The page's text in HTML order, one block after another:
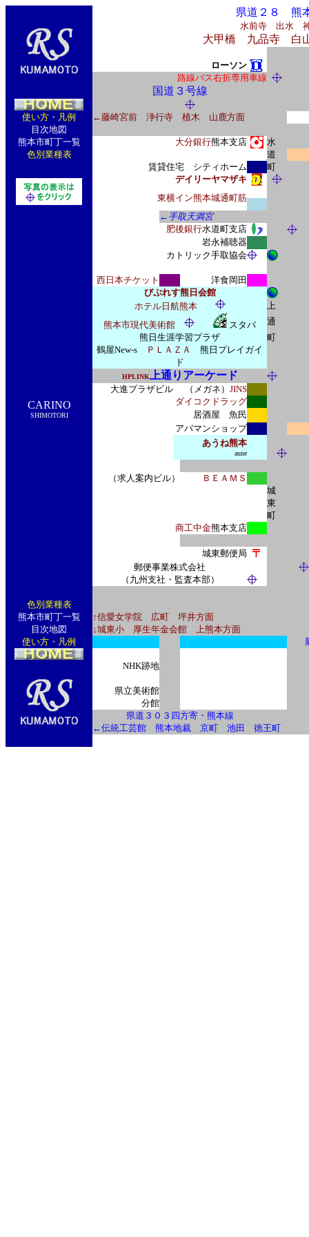
県道２８ 熊
水前寺 出水 神
大甲橋 九品寺 白
ローソン
路線バス右折専用車線
国道３号線
使い方・凡例
←藤崎宮前 浄行寺 植木 山鹿方面
目次地図
熊本市町丁一覧
大分銀行熊本支店
水
色別業種表
道
賃貸住宅 シティホーム
町
デイリーヤマザキ
東横イン熊本城通町筋
←手取天満宮
肥後銀行水道町支店
岩永補聴器
カトリック手取協会
西日本チケット
洋食岡田
びぷれす熊日会館
ホテル日航熊本
上
熊本市現代美術館
スタバ
通
熊日生涯学習プラザ
町
鶴屋New-s
ＰＬＡＺＡ
熊日プレイガイ
ド
HPLINK 上通りアーケード
大進プラザビル （メガネ） JINS
CARINO
SHIMOTORI
ダイコクドラッグ
居酒屋 魚民
アパマンショップ
あうね熊本
aune
（求人案内ビル）
ＢＥＡＭＳ
城
東
町
商工中金熊本支店
城東郵便局 〒
郵便事業株式会社
（九州支社・監査本部）
色別業種表
熊本市町丁一覧
↑信愛女学院 広町 坪井方面
目次地図
↓城東小 厚生年金会館 上熊本方面
使い方・凡例
NHK跡地
県立美術館
分館
県道３０３四方寄・熊本線
←伝統工芸館 熊本地裁 京町 池田 徳王町